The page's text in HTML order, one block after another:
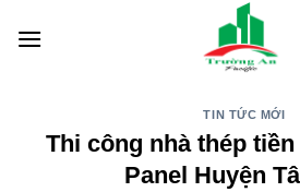
TIN TỨC MỚI
Thi công nhà thép
Panel Huyện